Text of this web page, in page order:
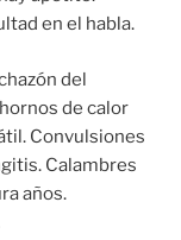
en el habla.
del
de calor
Convulsiones
Calambres
años.